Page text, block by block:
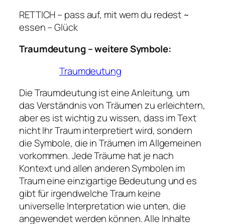
RETTICH – pass auf, mit wem du redest ~
essen – Glück
Traumdeutung – weitere Symbole:
Traumdeutung
Die Traumdeutung ist eine Anleitung, um
das Verständnis von Träumen zu erleichtern,
aber es ist wichtig zu wissen, dass im Text
nicht Ihr Traum interpretiert wird, sondern
die Symbole, die in Träumen im Allgemeinen
vorkommen. Jede Träume hat je nach
Kontext und allen anderen Symbolen im
Traum eine einzigartige Bedeutung und es
gibt für irgendwelche Traum keine
universelle Interpretation wie unten, die
angewendet werden können. Alle Inhalte